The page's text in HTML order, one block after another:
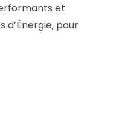
et
d’Énergie, pour